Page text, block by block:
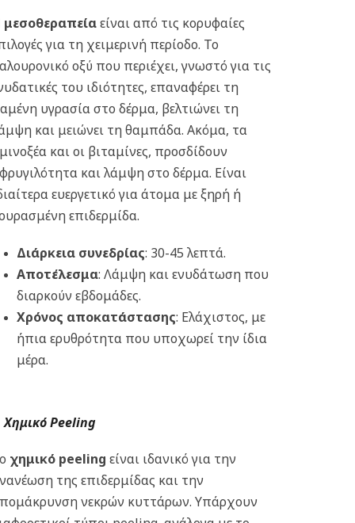
μεσοθεραπείαείναι από τις κορυφαίες
για τη χειμερινή περίοδο. Το
οξύ που περιέχει, γνωστό για τις
του ιδιότητες, επαναφέρει τη
υγρασία στο δέρμα, βελτιώνει τη
και μειώνει τη θαμπάδα. Ακόμα, τα
και οι βιταμίνες, προσδίδουν
και λάμψη στο δέρμα. Είναι
ευεργετικό για άτομα με ξηρή ή
επιδερμίδα.
Διάρκεια συνεδρίας: 30-45 λεπτά.
Αποτέλεσμα: Λάμψη και ενυδάτωση που
διαρκούν εβδομάδες.
Χρόνος αποκατάστασης: Ελάχιστος, με
ήπια ερυθρότητα που υποχωρεί την ίδια
μέρα.
Χημικό Peeling
χημικό peeling είναι ιδανικό για την
της επιδερμίδας και την
νεκρών κυττάρων. Υπάρχουν